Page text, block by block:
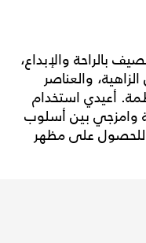
والإبداع،
والعناصر
أعيدي استخدام
وامزجي بين أسلوب
للحصول على مظهر